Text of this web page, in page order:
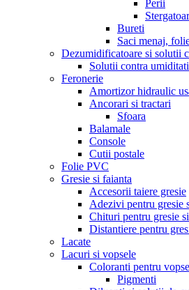
Perii
Bureti
Saci menaj,
Dezumidificatoare si solutii
Solutii contra
Feronerie
Amortizor hidraulic
Ancorari si tractari
Sfoara
Balamale
Console
Cutii postale
Folie PVC
Gresie si faianta
Accesorii taiere gresie
Adezivi pentru gresie
Chituri pentru gresie
Distantiere pentru
Lacate
Lacuri si vopsele
Coloranti pentru
Pigmenti